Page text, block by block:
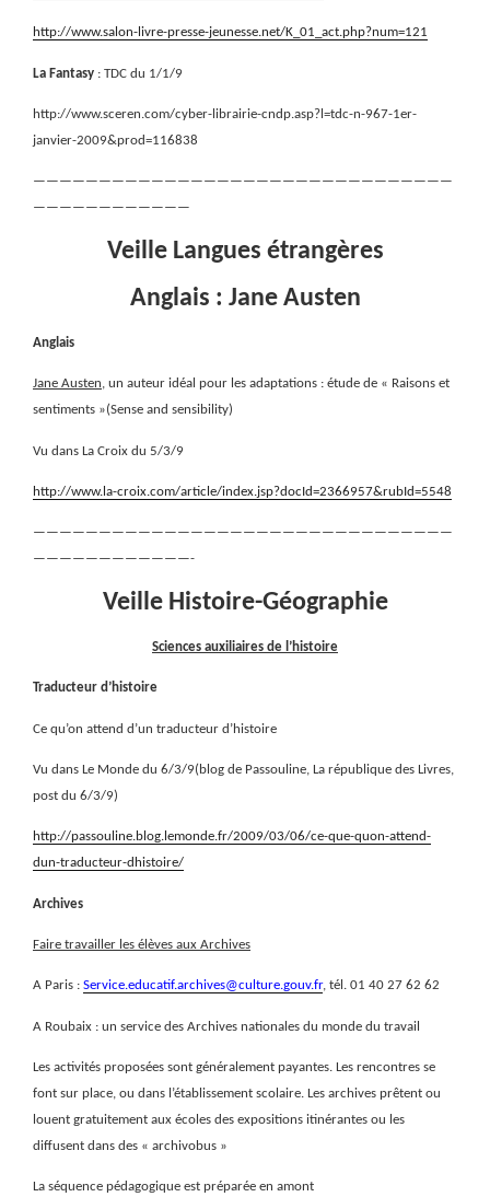
http://www.salon-livre-presse-jeunesse.net/K_01_act.php?num=121
La Fantasy : TDC du 1/1/9
http://www.sceren.com/cyber-librairie-cndp.asp?l=tdc-n-967-1er-
janvier-2009&prod=116838
————————————————————————————————
————————————
Veille Langues étrangères
Anglais : Jane Austen
Anglais
Jane Austen, un auteur idéal pour les adaptations : étude de « Raisons et
sentiments »(Sense and sensibility)
Vu dans La Croix du 5/3/9
http://www.la-croix.com/article/index.jsp?docId=2366957&rubId=5548
————————————————————————————————
————————————-
Veille Histoire-Géographie
Sciences auxiliaires de l’histoire
Traducteur d’histoire
Ce qu’on attend d’un traducteur d’histoire
Vu dans Le Monde du 6/3/9(blog de Passouline, La république des Livres,
post du 6/3/9)
http://passouline.blog.lemonde.fr/2009/03/06/ce-que-quon-attend-
dun-traducteur-dhistoire/
Archives
Faire travailler les élèves aux Archives
A Paris : Service.educatif.archives@culture.gouv.fr, tél. 01 40 27 62 62
A Roubaix : un service des Archives nationales du monde du travail
Les activités proposées sont généralement payantes. Les rencontres se
font sur place, ou dans l’établissement scolaire. Les archives prêtent ou
louent gratuitement aux écoles des expositions itinérantes ou les
diffusent dans des « archivobus »
La séquence pédagogique est préparée en amont